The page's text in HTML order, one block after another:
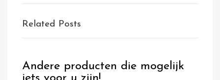
Related Posts
Andere producten die mogelijk